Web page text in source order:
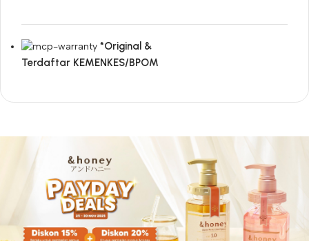
*Original &
Terdaftar KEMENKES/BPOM